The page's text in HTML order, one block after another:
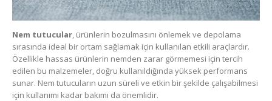
Nem tutucular, ürünlerin bozulmasını önlemek ve depolama
sırasında ideal bir ortam sağlamak için kullanılan etkili araçlardır.
Özellikle hassas ürünlerin nemden zarar görmemesi için tercih
edilen bu malzemeler, doğru kullanıldığında yüksek performans
sunar. Nem tutucuların uzun süreli ve etkin bir şekilde çalışabilmesi
için kullanımı kadar bakımı da önemlidir.